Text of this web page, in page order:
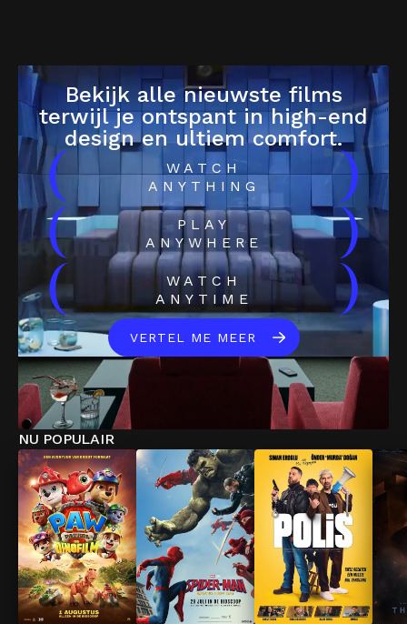
Bekijk alle nieuwste films
terwijl je ontspant in high-end
design en ultiem comfort.
(
WATCH
ANYTHING
)
(
PLAY
ANYWHERE
)
(
WATCH
ANYTIME
)
VERTEL ME MEER
NU POPULAIR